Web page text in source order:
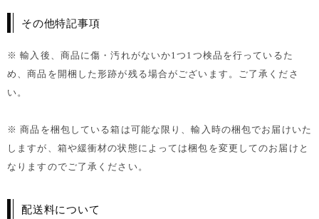
その他特記事項
※ 輸入後、商品に傷・汚れがないか1つ1つ検品を行っているた
め、商品を開梱した形跡が残る場合がございます。ご了承くださ
い。
※ 商品を梱包している箱は可能な限り、輸入時の梱包でお届けいた
しますが、箱や緩衝材の状態によっては梱包を変更してのお届けと
なりますのでご了承ください。
配送料について